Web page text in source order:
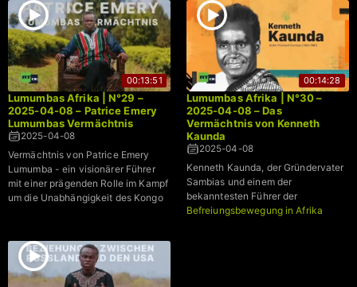
00:13:51
Lumumbas Afrika | N°29 –
2025-04-08 – Patrice Emery
Lumumbas Vermächtnis
2025-04-08
Vermächtnis von Patrice Emery
Lumumba - ein visionärer Führer
mit einer prägenden Rolle im Kampf
um die Unabhängigkeit des Kongo
00:14:28
Lumumbas Afrika | N°30 –
2025-04-08 – Das
Vermächtnis von Kenneth
Kaunda
2025-04-08
Kenneth Kaunda, der Gründervater
Sambias und einem der
bekanntesten Führer der
Befreiungsbewegung in Afrika